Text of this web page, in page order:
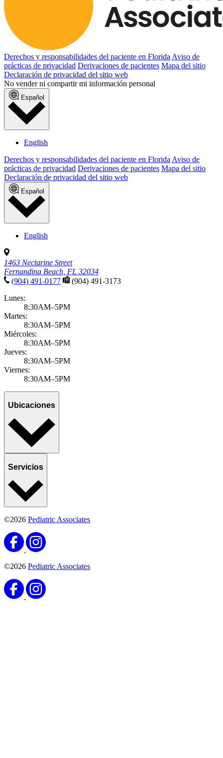
Derechos y responsabilidades del paciente en Florida Aviso de
prácticas de privacidad Derivaciones de pacientes Mapa del sitio
Declaración de privacidad del sitio web
No vender ni compartir mi información personal
Español
English
Derechos y responsabilidades del paciente en Florida Aviso de
prácticas de privacidad Derivaciones de pacientes Mapa del sitio
Declaración de privacidad del sitio web
Español
English
1463 Nectarine Street
Fernandina Beach, FL 32034
(904) 491-0177
(904) 491-3173
Lunes:
8:30AM–5PM
Martes:
8:30AM–5PM
Miércoles:
8:30AM–5PM
Jueves:
8:30AM–5PM
Viernes:
8:30AM–5PM
Ubicaciones
Servicios
©2026 Pediatric Associates
©2026 Pediatric Associates